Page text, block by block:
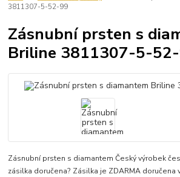
3811307-5-52-99
Zásnubní prsten s
Briline 3811307-5-
Zásnubní prsten s diamantem Český výrobek
zásilka doručena? Zásilka je ZDARMA doručena